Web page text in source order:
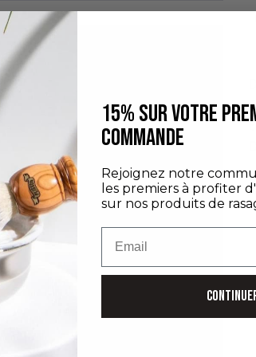
15% SUR VOTRE
COMMANDE
Rejoignez notre
les premiers à profiter
sur nos produits de